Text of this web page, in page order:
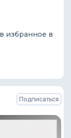
избранное в
Подписаться